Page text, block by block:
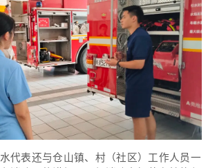
代表还与仓山镇、村（社区）工作人员一